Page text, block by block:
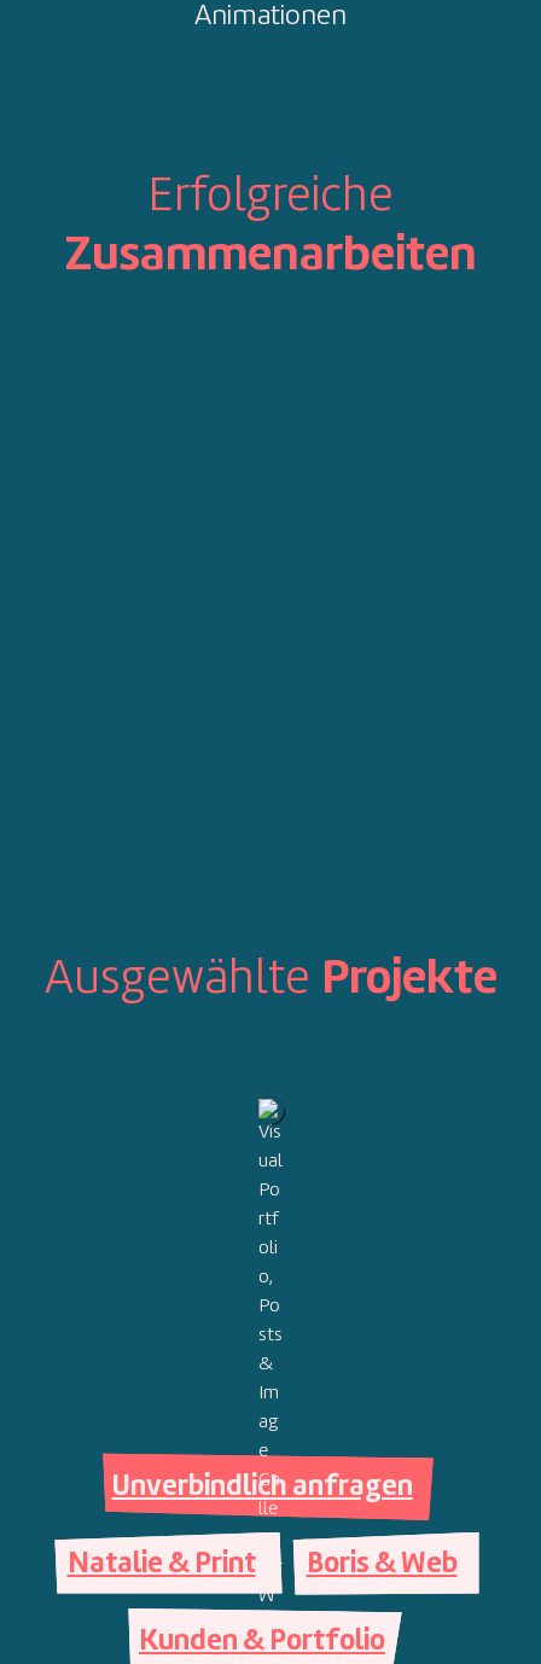
Animationen
Erfolgreiche
Zusammenarbeiten
Ausgewählte Projekte
Unverbindlich anfragen
Natalie & Print Boris & Web
Kunden & Portfolio